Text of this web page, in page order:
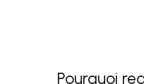
Pourquoi